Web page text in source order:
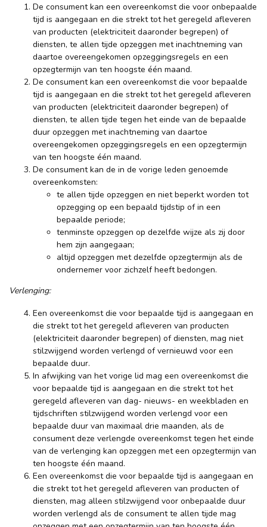
De consument kan een overeenkomst die voor onbepaalde
tijd is aangegaan en die strekt tot het geregeld afleveren
van producten (elektriciteit daaronder begrepen) of
diensten, te allen tijde opzeggen met inachtneming van
daartoe overeengekomen opzeggingsregels en een
opzegtermijn van ten hoogste één maand.
De consument kan een overeenkomst die voor bepaalde
tijd is aangegaan en die strekt tot het geregeld afleveren
van producten (elektriciteit daaronder begrepen) of
diensten, te allen tijde tegen het einde van de bepaalde
duur opzeggen met inachtneming van daartoe
overeengekomen opzeggingsregels en een opzegtermijn
van ten hoogste één maand.
De consument kan de in de vorige leden genoemde
overeenkomsten:
te allen tijde opzeggen en niet beperkt worden tot
opzegging op een bepaald tijdstip of in een
bepaalde periode;
tenminste opzeggen op dezelfde wijze als zij door
hem zijn aangegaan;
altijd opzeggen met dezelfde opzegtermijn als de
ondernemer voor zichzelf heeft bedongen.
Verlenging:
Een overeenkomst die voor bepaalde tijd is aangegaan en
die strekt tot het geregeld afleveren van producten
(elektriciteit daaronder begrepen) of diensten, mag niet
stilzwijgend worden verlengd of vernieuwd voor een
bepaalde duur.
In afwijking van het vorige lid mag een overeenkomst die
voor bepaalde tijd is aangegaan en die strekt tot het
geregeld afleveren van dag- nieuws- en weekbladen en
tijdschriften stilzwijgend worden verlengd voor een
bepaalde duur van maximaal drie maanden, als de
consument deze verlengde overeenkomst tegen het einde
van de verlenging kan opzeggen met een opzegtermijn van
ten hoogste één maand.
Een overeenkomst die voor bepaalde tijd is aangegaan en
die strekt tot het geregeld afleveren van producten of
diensten, mag alleen stilzwijgend voor onbepaalde duur
worden verlengd als de consument te allen tijde mag